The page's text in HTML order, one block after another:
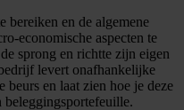
bereiken en de algemene
economische aspecten te
sprong en richtte zijn eigen
levert onafhankelijke
en laat zien hoe je deze
beleggingsportefeuille.